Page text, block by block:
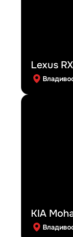
Lexus
KIA